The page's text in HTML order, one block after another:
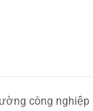
công nghiệp